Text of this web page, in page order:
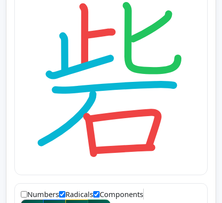
Numbers Radicals Components